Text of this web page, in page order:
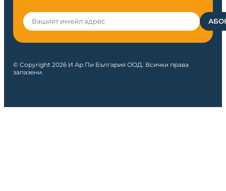
© Copyright 2026 И Ар Пи България ООД. Всички права
запазени.